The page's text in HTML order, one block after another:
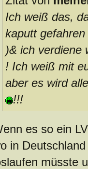
Ich weiß das,
kaputt
)& ich verdiene
! Ich weiß mit
aber es wird
!!!
es so ein
in
müsste